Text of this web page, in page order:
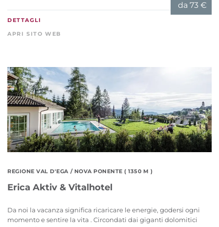
da 73 €
DETTAGLI
APRI SITO WEB
REGIONE VAL D'EGA / NOVA PONENTE ( 1350 M )
Erica Aktiv & Vitalhotel
Da noi la vacanza significa ricaricare le energie, godersi ogni
momento e sentire la vita . Circondati dai giganti dolomitici